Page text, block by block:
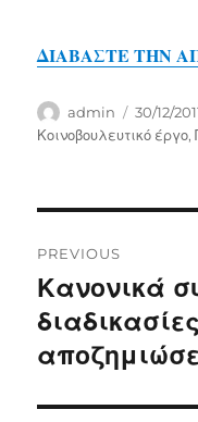
ΔΙΑΒΑΣΤΕ ΤΗΝ
Author
admin
Posted
on
30/12/
Κοινοβουλευτικό έργο,
navigation
PREVIOUS
Previous
post:
Κανονικά